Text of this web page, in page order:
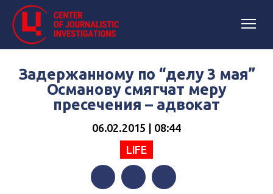
Задержанному по “делу 3 мая”
Османову смягчат меру
пресечения – адвокат
06.02.2015 | 08:44
LIFE